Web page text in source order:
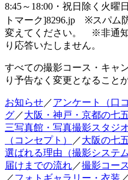
8:45～18:00・祝日除く火
トマーク]8296.jp ※スパム
変えてください。 ※非通知
り応答いたしません。
すべての撮影コース・キャ
り予告なく変更となること
お知らせ／アンケート（口
グ／大阪・神戸・京都の七
三写真館・写真撮影スタジ
（コンセプト）
／大阪の七
選ばれる理由（撮影システム
届けまでの流れ／撮影コー
／フォトギャラリー・衣装 ／